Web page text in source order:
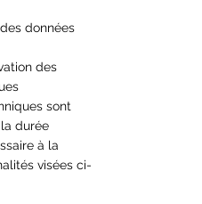
données
des
sont
durée
à la
visées ci-